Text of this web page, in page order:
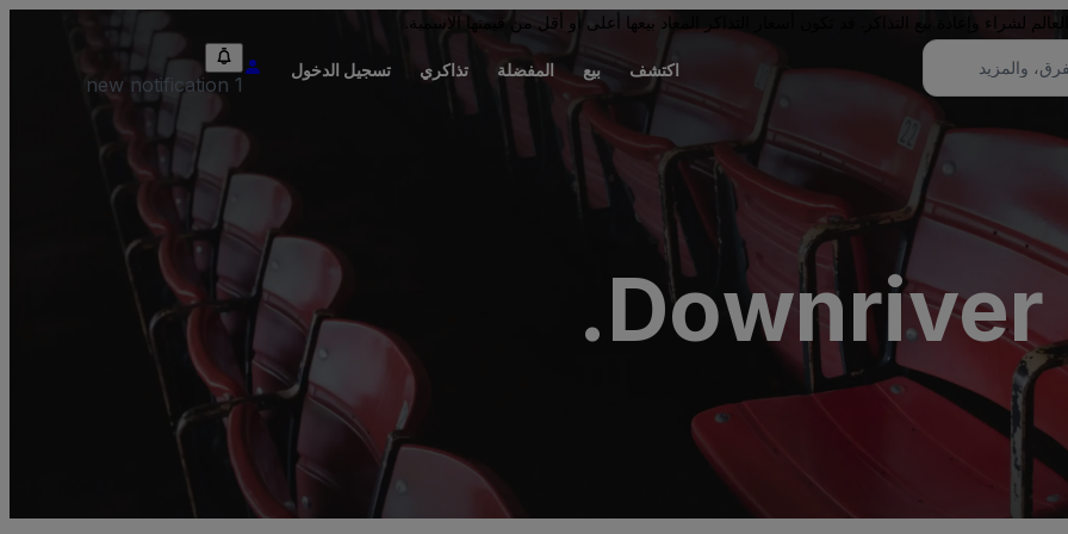
لشراء وإعادة بيع التذاكر. قد تكون أسعار التذاكر المعاد بيعها أعلى أو أقل من قيمتها الاسمية.
اكتشف بيع المفضلة تذاكري تسجيل الدخول
1 new notification
Downriver